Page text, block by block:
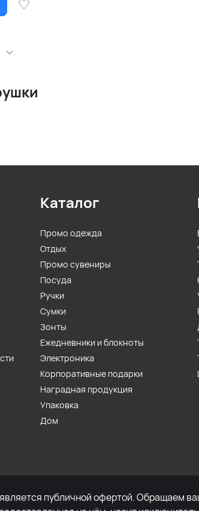
Каталог
Промо одежда
Отдых
Промо сувениры
Посуда
Ручки
Сумки
Зонты
Ежедневники и блокноты
Электроника
Корпоративные подарки
Наградная продукция
Упаковка
Дом
публичной офертой. Обращаем